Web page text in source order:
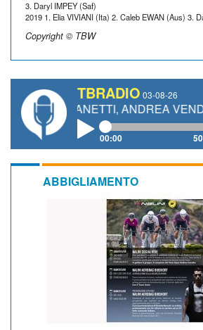
3. Daryl IMPEY (Saf)
2019 1. Elia VIVIANI (Ita) 2. Caleb EWAN (Aus) 3.
Copyright © TBW
TBRADIO 03-08-26
GIANETTI, ANDREA VENDRAME,
00:00
ABBIGLIAMENTO